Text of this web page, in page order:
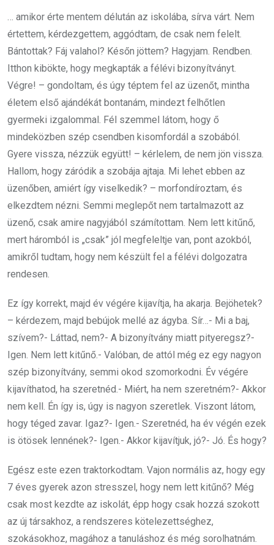
… amikor érte mentem délután az iskolába, sírva várt. Nem
értettem, kérdezgettem, aggódtam, de csak nem felelt.
Bántottak? Fáj valahol? Későn jöttem? Hagyjam. Rendben.
Itthon kibökte, hogy megkapták a félévi bizonyítványt.
Végre! – gondoltam, és úgy téptem fel az üzenőt, mintha
életem első ajándékát bontanám, mindezt felhőtlen
gyermeki izgalommal. Fél szemmel látom, hogy ő
mindeközben szép csendben kisomfordál a szobából.
Gyere vissza, nézzük együtt! – kérlelem, de nem jön vissza.
Hallom, hogy záródik a szobája ajtaja. Mi lehet ebben az
üzenőben, amiért így viselkedik? – morfondíroztam, és
elkezdtem nézni. Semmi meglepőt nem tartalmazott az
üzenő, csak amire nagyjából számítottam. Nem lett kitűnő,
mert háromból is „csak” jól megfeleltje van, pont azokból,
amikről tudtam, hogy nem készült fel a félévi dolgozatra
rendesen.
Ez így korrekt, majd év végére kijavítja, ha akarja. Bejöhetek?
– kérdezem, majd bebújok mellé az ágyba. Sír…- Mi a baj,
szívem?- Láttad, nem?- A bizonyítvány miatt pityeregsz?-
Igen. Nem lett kitűnő.- Valóban, de attól még ez egy nagyon
szép bizonyítvány, semmi okod szomorkodni. Év végére
kijavíthatod, ha szeretnéd.- Miért, ha nem szeretném?- Akkor
nem kell. Én így is, úgy is nagyon szeretlek. Viszont látom,
hogy téged zavar. Igaz?- Igen.- Szeretnéd, ha év végén ezek
is ötösek lennének?- Igen.- Akkor kijavítjuk, jó?- Jó. És hogy?
Egész este ezen traktorkodtam. Vajon normális az, hogy egy
7 éves gyerek azon stresszel, hogy nem lett kitűnő? Még
csak most kezdte az iskolát, épp hogy csak hozzá szokott
az új társakhoz, a rendszeres kötelezettséghez,
szokásokhoz, magához a tanuláshoz és még sorolhatnám.